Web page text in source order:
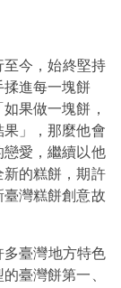
至今，始終堅持
進每一塊餅
果做一塊餅，
」，那麼他會
愛，繼續以他
的糕餅，期許
灣糕餅創意故
臺灣地方特色
臺灣餅第一、